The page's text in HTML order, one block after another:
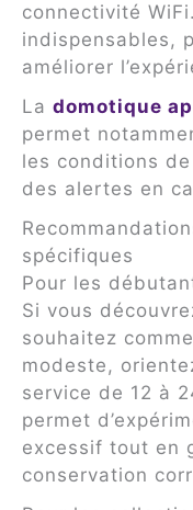
connectivité
indispensables,
améliorer
La domotique
permet
les conditions
des alertes en
spécifiques
Pour les
Si vous
souhaitez
modeste,
service de 12 à
permet
excessif tout en
conservation